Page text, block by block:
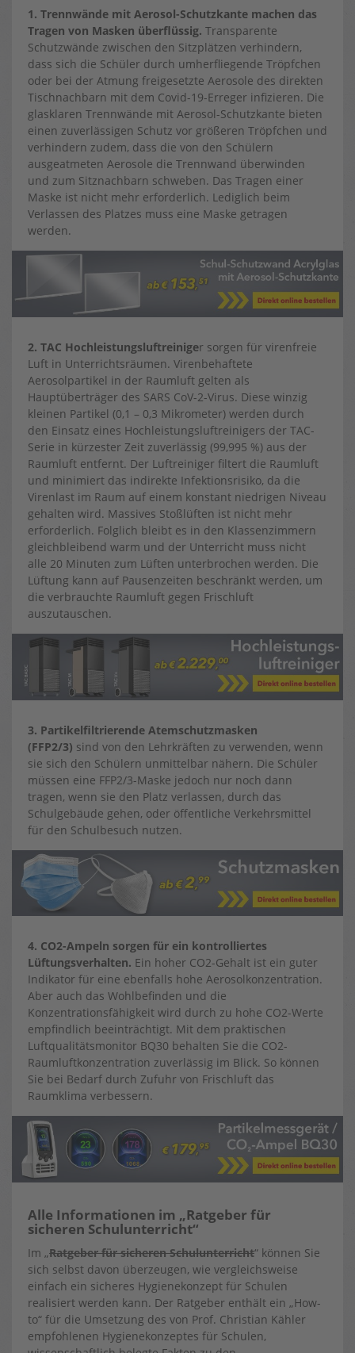
1. Trennwände mit Aerosol-Schutzkante machen das
Tragen von Masken überflüssig. Transparente
Schutzwände zwischen den Sitzplätzen verhindern,
dass sich die Schüler durch umherfliegende Tröpfchen
oder bei der Atmung freigesetzte Aerosole des direkten
Tischnachbarn mit dem Covid-19-Erreger infizieren. Die
glasklaren Trennwände mit Aerosol-Schutzkante bieten
einen zuverlässigen Schutz vor größeren Tröpfchen und
verhindern zudem, dass die von den Schülern
ausgeatmeten Aerosole die Trennwand überwinden
und zum Sitznachbarn schweben. Das Tragen einer
Maske ist nicht mehr erforderlich. Lediglich beim
Verlassen des Platzes muss eine Maske getragen
werden.
2. TAC Hochleistungsluftreiniger sorgen für virenfreie
Luft in Unterrichtsräumen. Virenbehaftete
Aerosolpartikel in der Raumluft gelten als
Hauptüberträger des SARS CoV-2-Virus. Diese winzig
kleinen Partikel (0,1 – 0,3 Mikrometer) werden durch
den Einsatz eines Hochleistungsluftreinigers der TAC-
Serie in kürzester Zeit zuverlässig (99,995 %) aus der
Raumluft entfernt. Der Luftreiniger filtert die Raumluft
und minimiert das indirekte Infektionsrisiko, da die
Virenlast im Raum auf einem konstant niedrigen Niveau
gehalten wird. Massives Stoßlüften ist nicht mehr
erforderlich. Folglich bleibt es in den Klassenzimmern
gleichbleibend warm und der Unterricht muss nicht
alle 20 Minuten zum Lüften unterbrochen werden. Die
Lüftung kann auf Pausenzeiten beschränkt werden, um
die verbrauchte Raumluft gegen Frischluft
auszutauschen.
3. Partikelfiltrierende Atemschutzmasken
(FFP2/3) sind von den Lehrkräften zu verwenden, wenn
sie sich den Schülern unmittelbar nähern. Die Schüler
müssen eine FFP2/3-Maske jedoch nur noch dann
tragen, wenn sie den Platz verlassen, durch das
Schulgebäude gehen, oder öffentliche Verkehrsmittel
für den Schulbesuch nutzen.
4. CO2-Ampeln sorgen für ein kontrolliertes
Lüftungsverhalten. Ein hoher CO2-Gehalt ist ein guter
Indikator für eine ebenfalls hohe Aerosolkonzentration.
Aber auch das Wohlbefinden und die
Konzentrationsfähigkeit wird durch zu hohe CO2-Werte
empfindlich beeinträchtigt. Mit dem praktischen
Luftqualitätsmonitor BQ30 behalten Sie die CO2-
Raumluftkonzentration zuverlässig im Blick. So können
Sie bei Bedarf durch Zufuhr von Frischluft das
Raumklima verbessern.
Alle Informationen im „Ratgeber für
sicheren Schulunterricht“
Im „Ratgeber für sicheren Schulunterricht“ können Sie
sich selbst davon überzeugen, wie vergleichsweise
einfach ein sicheres Hygienekonzept für Schulen
realisiert werden kann. Der Ratgeber enthält ein „How-
to“ für die Umsetzung des von Prof. Christian Kähler
empfohlenen Hygienekonzeptes für Schulen,